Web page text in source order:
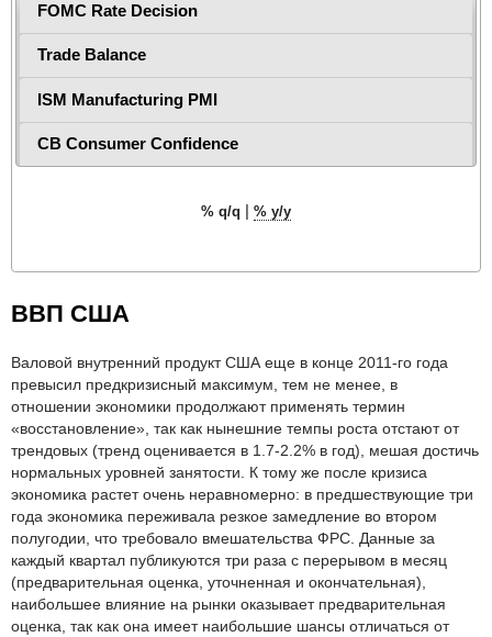
FOMC Rate Decision
Trade Balance
ISM Manufacturing PMI
CB Consumer Confidence
% q/q | % y/y
ВВП США
Валовой внутренний продукт США еще в конце 2011-го года
превысил предкризисный максимум, тем не менее, в
отношении экономики продолжают применять термин
«восстановление», так как нынешние темпы роста отстают от
трендовых (тренд оценивается в 1.7-2.2% в год), мешая достичь
нормальных уровней занятости. К тому же после кризиса
экономика растет очень неравномерно: в предшествующие три
года экономика переживала резкое замедление во втором
полугодии, что требовало вмешательства ФРС. Данные за
каждый квартал публикуются три раза с перерывом в месяц
(предварительная оценка, уточненная и окончательная),
наибольшее влияние на рынки оказывает предварительная
оценка, так как она имеет наибольшие шансы отличаться от